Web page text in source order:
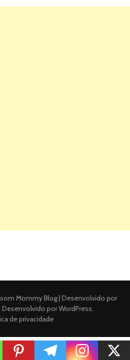
Mommy Blog | Desenvolvido por
Desenvolvido porWordPress.
de privacidade